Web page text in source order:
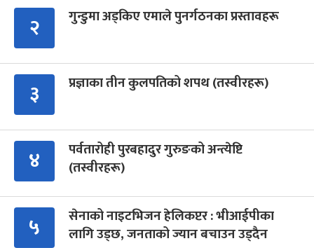
२ गुन्डुमा अड्किए एमाले पुनर्गठनका प्रस्तावहरू
३ प्रज्ञाका तीन कुलपतिको शपथ (तस्वीरहरू)
४
पर्वतारोही पुरबहादुर गुरुङको अन्त्येष्टि
(तस्वीरहरू)
५
सेनाको नाइटभिजन हेलिकप्टर : भीआईपीका
लागि उड्छ, जनताको ज्यान बचाउन उड्दैन